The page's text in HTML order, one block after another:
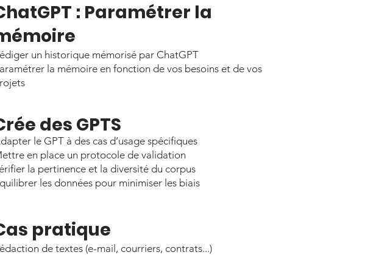
: Paramétrer la
un historique mémorisé par ChatGPT
la mémoire en fonction de vos besoins et de vos
des GPTS
le GPT à des cas d’usage spécifiques
en place un protocole de validation
la pertinence et la diversité du corpus
les données pour minimiser les biais
pratique
de textes (e-mail, courriers, contrats...)